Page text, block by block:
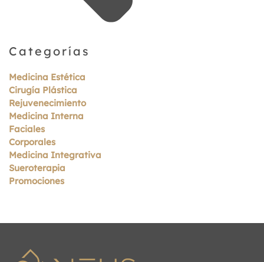
Categorías
Medicina Estética
Cirugía Plástica
Rejuvenecimiento
Medicina Interna
Faciales
Corporales
Medicina Integrativa
Sueroterapia
Promociones